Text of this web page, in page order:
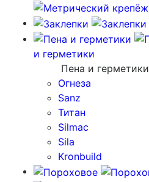
и герметики
Пена и герметики
Огнеза
Sanz
Титан
Silmac
Sila
Kronbuild